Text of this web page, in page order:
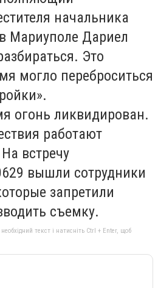
начальника
Мариуполе Дариел
Это
могло переброситься
огонь ликвидирован.
работают
встречу
вышли сотрудники
запретили
съемку.
текст і натисніть Ctrl + Enter, щоб